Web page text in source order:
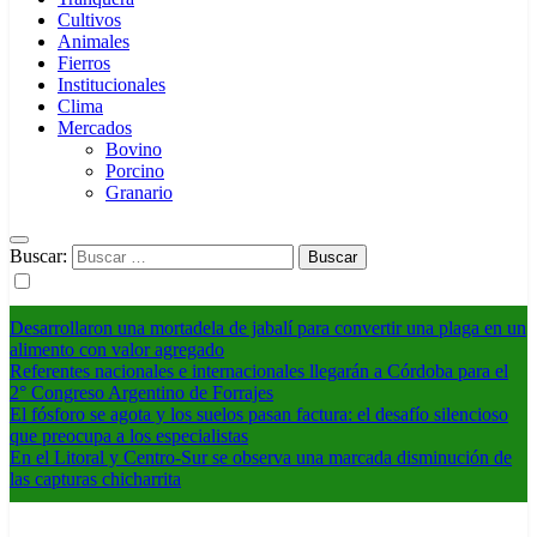
Cultivos
Animales
Fierros
Institucionales
Clima
Mercados
Bovino
Porcino
Granario
Buscar:
Desarrollaron una mortadela de jabalí para convertir una plaga en un
alimento con valor agregado
Referentes nacionales e internacionales llegarán a Córdoba para el
2° Congreso Argentino de Forrajes
El fósforo se agota y los suelos pasan factura: el desafío silencioso
que preocupa a los especialistas
En el Litoral y Centro-Sur se observa una marcada disminución de
las capturas chicharrita